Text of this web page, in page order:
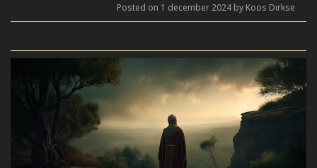
Posted on 1 december 2024 by Koos Dirkse